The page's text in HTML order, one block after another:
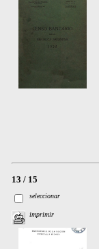
13 / 15
seleccionar
imprimir